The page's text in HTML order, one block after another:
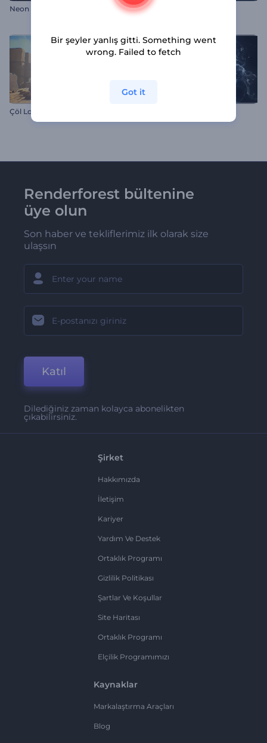
Neon Küreler Giriş Videosu Kırık Cam Logo Gösterimi
Çöl Logo Açılışı
Renderforest bültenine
üye olun
Son haber ve tekliflerimiz ilk olarak size
ulaşsın
Katıl
Dilediğiniz zaman kolayca abonelikten
çıkabilirsiniz.
Şirket
Hakkımızda
İletişim
Kariyer
Yardım Ve Destek
Ortaklık Programı
Gizlilik Politikası
Şartlar Ve Koşullar
Site Haritası
Ortaklık Programı
Elçilik Programımızı
Kaynaklar
Markalaştırma Araçları
Blog
Bir şeyler yanlış gitti. Something went
wrong. Failed to fetch
Got it